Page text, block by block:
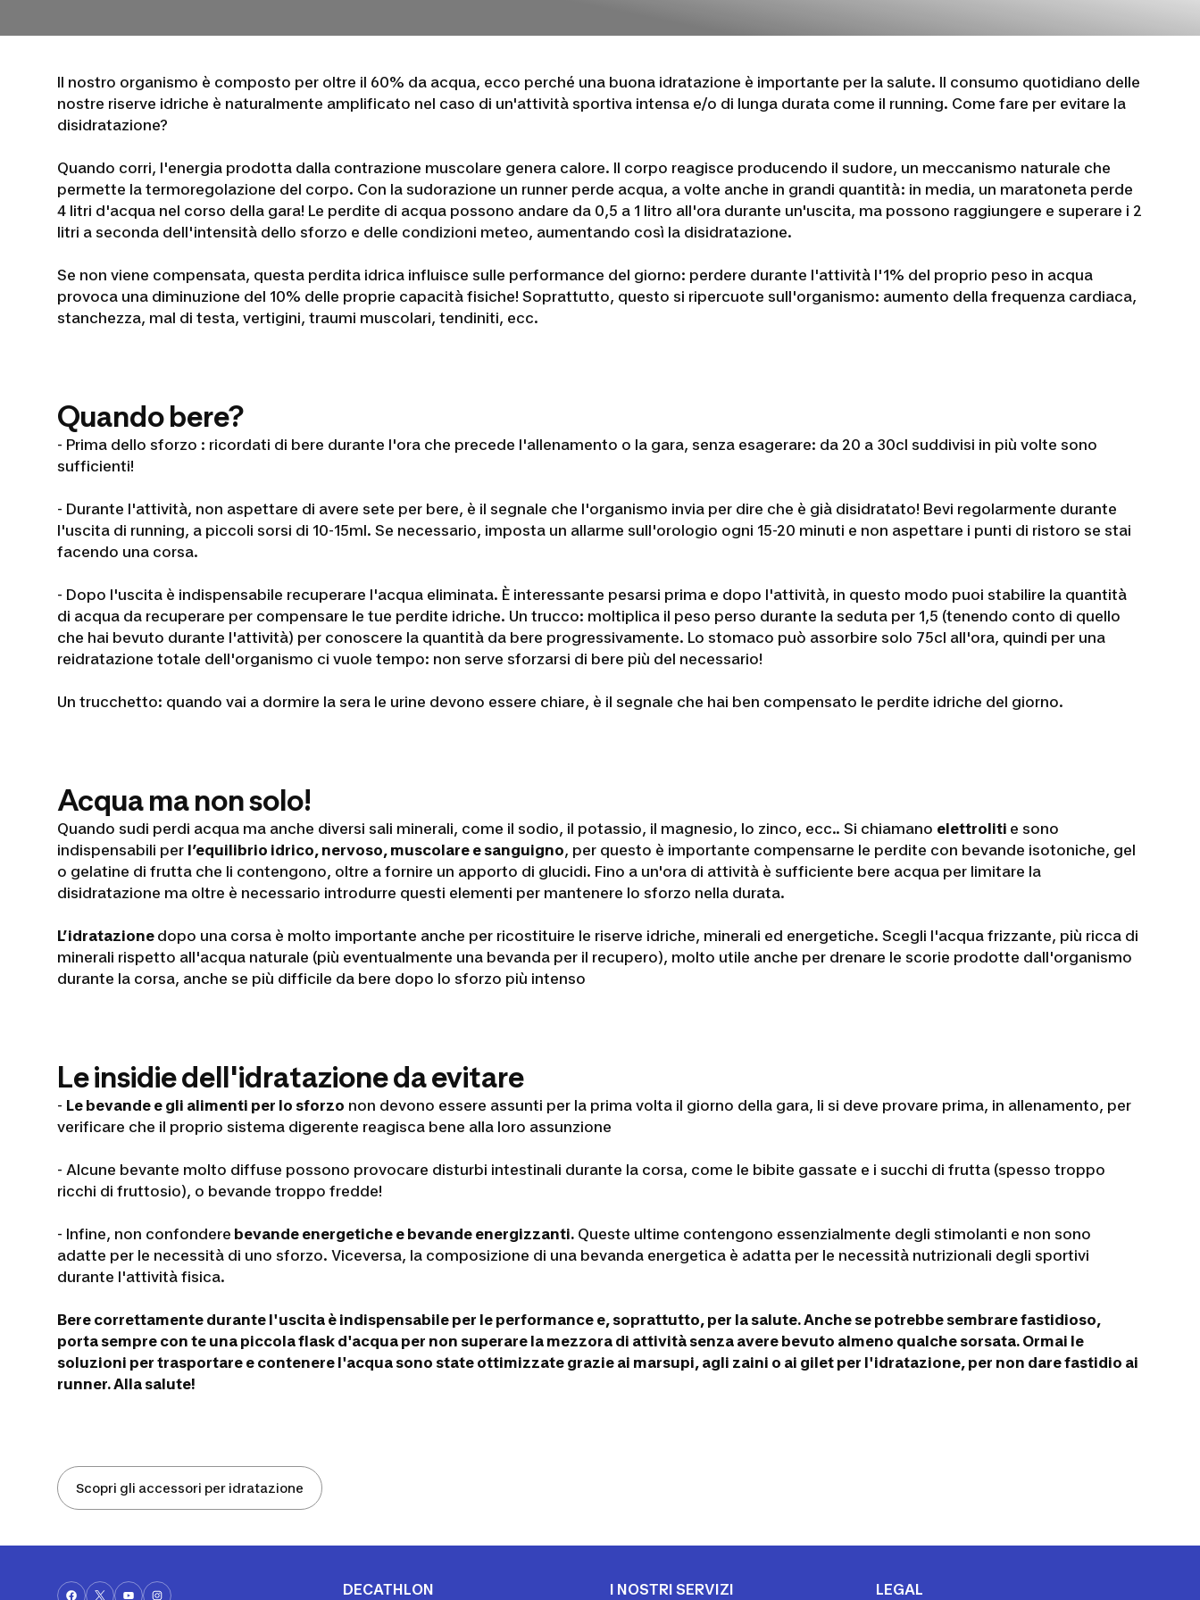
Il nostro organismo è composto per oltre il 60% da acqua, ecco perché una buona idratazione è importante per la salute. Il consumo quotidiano delle
nostre riserve idriche è naturalmente amplificato nel caso di un'attività sportiva intensa e/o di lunga durata come il running. Come fare per evitare la
disidratazione?
Quando corri, l'energia prodotta dalla contrazione muscolare genera calore. Il corpo reagisce producendo il sudore, un meccanismo naturale che
permette la termoregolazione del corpo. Con la sudorazione un runner perde acqua, a volte anche in grandi quantità: in media, un maratoneta perde
4 litri d'acqua nel corso della gara! Le perdite di acqua possono andare da 0,5 a 1 litro all'ora durante un'uscita, ma possono raggiungere e superare i 2
litri a seconda dell'intensità dello sforzo e delle condizioni meteo, aumentando così la disidratazione.
Se non viene compensata, questa perdita idrica influisce sulle performance del giorno: perdere durante l'attività l'1% del proprio peso in acqua
provoca una diminuzione del 10% delle proprie capacità fisiche! Soprattutto, questo si ripercuote sull'organismo: aumento della frequenza cardiaca,
stanchezza, mal di testa, vertigini, traumi muscolari, tendiniti, ecc.
Quando bere?
- Prima dello sforzo : ricordati di bere durante l'ora che precede l'allenamento o la gara, senza esagerare: da 20 a 30cl suddivisi in più volte sono
sufficienti!
- Durante l'attività, non aspettare di avere sete per bere, è il segnale che l'organismo invia per dire che è già disidratato! Bevi regolarmente durante
l'uscita di running, a piccoli sorsi di 10-15ml. Se necessario, imposta un allarme sull'orologio ogni 15-20 minuti e non aspettare i punti di ristoro se stai
facendo una corsa.
- Dopo l'uscita è indispensabile recuperare l'acqua eliminata. È interessante pesarsi prima e dopo l'attività, in questo modo puoi stabilire la quantità
di acqua da recuperare per compensare le tue perdite idriche. Un trucco: moltiplica il peso perso durante la seduta per 1,5 (tenendo conto di quello
che hai bevuto durante l'attività) per conoscere la quantità da bere progressivamente. Lo stomaco può assorbire solo 75cl all'ora, quindi per una
reidratazione totale dell'organismo ci vuole tempo: non serve sforzarsi di bere più del necessario!
Un trucchetto: quando vai a dormire la sera le urine devono essere chiare, è il segnale che hai ben compensato le perdite idriche del giorno.
Acqua ma non solo!
Quando sudi perdi acqua ma anche diversi sali minerali, come il sodio, il potassio, il magnesio, lo zinco, ecc.. Si chiamano elettroliti e sono
indispensabili per l’equilibrio idrico, nervoso, muscolare e sanguigno, per questo è importante compensarne le perdite con bevande isotoniche, gel
o gelatine di frutta che li contengono, oltre a fornire un apporto di glucidi. Fino a un'ora di attività è sufficiente bere acqua per limitare la
disidratazione ma oltre è necessario introdurre questi elementi per mantenere lo sforzo nella durata.
L’idratazione dopo una corsa è molto importante anche per ricostituire le riserve idriche, minerali ed energetiche. Scegli l'acqua frizzante, più ricca di
minerali rispetto all'acqua naturale (più eventualmente una bevanda per il recupero), molto utile anche per drenare le scorie prodotte dall'organismo
durante la corsa, anche se più difficile da bere dopo lo sforzo più intenso
Le insidie dell'idratazione da evitare
- Le bevande e gli alimenti per lo sforzo non devono essere assunti per la prima volta il giorno della gara, li si deve provare prima, in allenamento, per
verificare che il proprio sistema digerente reagisca bene alla loro assunzione
- Alcune bevante molto diffuse possono provocare disturbi intestinali durante la corsa, come le bibite gassate e i succhi di frutta (spesso troppo
ricchi di fruttosio), o bevande troppo fredde!
- Infine, non confondere bevande energetiche e bevande energizzanti. Queste ultime contengono essenzialmente degli stimolanti e non sono
adatte per le necessità di uno sforzo. Viceversa, la composizione di una bevanda energetica è adatta per le necessità nutrizionali degli sportivi
durante l'attività fisica.
Bere correttamente durante l'uscita è indispensabile per le performance e, soprattutto, per la salute. Anche se potrebbe sembrare fastidioso,
porta sempre con te una piccola flask d'acqua per non superare la mezzora di attività senza avere bevuto almeno qualche sorsata. Ormai le
soluzioni per trasportare e contenere l'acqua sono state ottimizzate grazie ai marsupi, agli zaini o ai gilet per l'idratazione, per non dare fastidio ai
runner. Alla salute!
Scopri gli accessori per idratazione
DECATHLON
I NOSTRI SERVIZI
LEGAL